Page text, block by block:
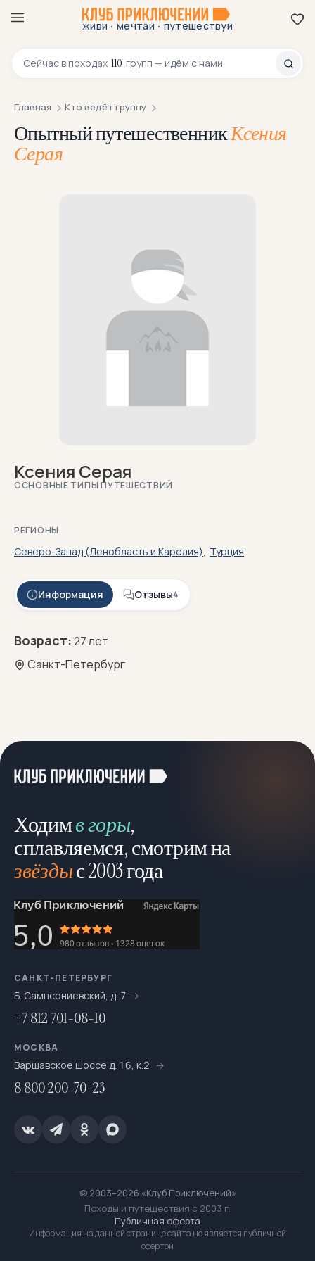
живи · мечтай · путешествуй
Сейчас в походах 110 групп — идём с нами
8 800 200-70-23
Главная Кто ведёт группу
Опытный путешественникКсения
Серая
Ксения Серая
ОСНОВНЫЕ ТИПЫ ПУТЕШЕСТВИЙ
РЕГИОНЫ
Северо-Запад (Ленобласть и Карелия), Турция
Информация Отзывы4
Возраст:27 лет
Санкт-Петербург
Ходимв горы,
сплавляемся, смотрим на
звёздыс 2003 года
САНКТ-ПЕТЕРБУРГ
Б. Сампсониевский, д. 7
+7 812 701-08-10
МОСКВА
Варшавское шоссе д. 16, к.2
8 800 200-70-23
© 2003–2026 «Клуб Приключений»
Походы и путешествия с 2003 г.
Публичная оферта
Информация на данной странице сайта не является публичной
офертой